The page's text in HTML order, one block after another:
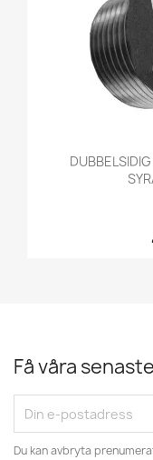
Få våra
Du kan avbryta